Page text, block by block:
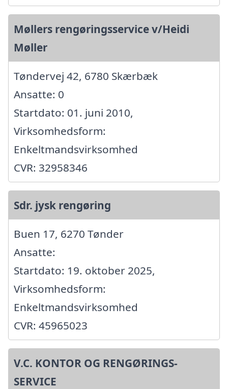
Møllers rengøringsservice v/Heidi
Møller
Tøndervej 42, 6780 Skærbæk
Ansatte: 0
Startdato: 01. juni 2010,
Virksomhedsform:
Enkeltmandsvirksomhed
CVR: 32958346
Sdr. jysk rengøring
Buen 17, 6270 Tønder
Ansatte:
Startdato: 19. oktober 2025,
Virksomhedsform:
Enkeltmandsvirksomhed
CVR: 45965023
V.C. KONTOR OG RENGØRINGS-
SERVICE